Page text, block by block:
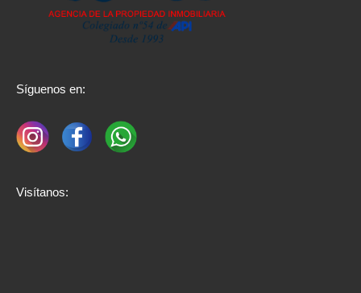
Síguenos en:
Visítanos: